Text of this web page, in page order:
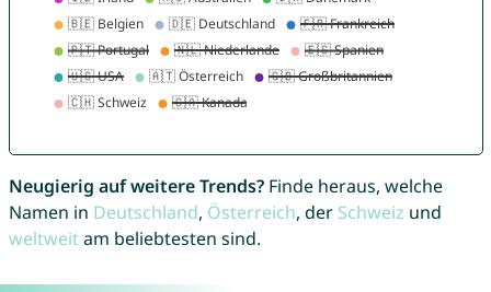
Neugierig auf weitere Trends?Finde heraus, welche
Namen in Deutschland, Österreich, der Schweiz und
weltweitam beliebtesten sind.